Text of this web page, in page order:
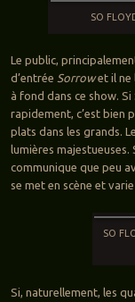
SO
Le public,
d’entrée Sorrowet il ne
à fond dans ce show.
rapidement, c’est bien
plats dans les grands.
lumières majestueuses.
communique que peu
se met en scène et
SO
Si, naturellement, les